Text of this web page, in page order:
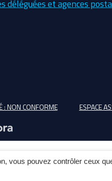
vous pouvez contrôler ceux
déléguées et agences
: NON CONFORME ESPACE